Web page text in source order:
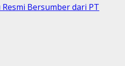
Bersumber dari PT